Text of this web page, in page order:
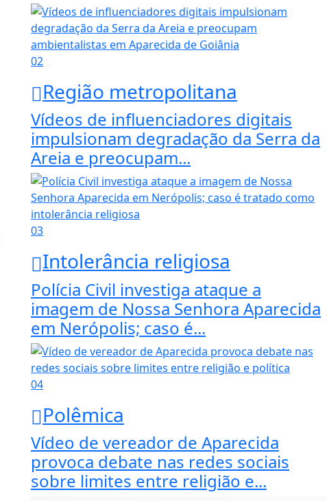
02
Região metropolitana
Vídeos de influenciadores digitais
impulsionam degradação da Serra da
Areia e preocupam...
03
Intolerância religiosa
Polícia Civil investiga ataque a
imagem de Nossa Senhora Aparecida
em Nerópolis; caso é...
04
Polêmica
Vídeo de vereador de Aparecida
provoca debate nas redes sociais
sobre limites entre religião e...